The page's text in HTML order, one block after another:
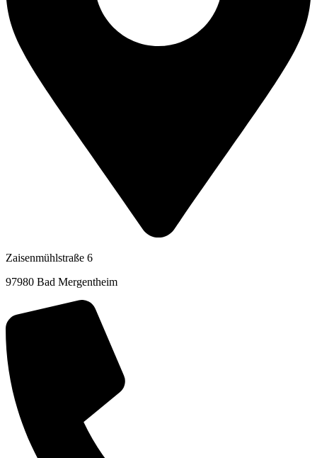
Zaisenmühlstraße 6
97980 Bad Mergentheim